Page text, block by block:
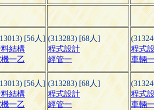
[56人]
結構
一乙
(313283) [68人]
程式設計
經管一
程式
車輛
[56人]
結構
一乙
(313283) [68人]
程式設計
經管一
程式
車輛